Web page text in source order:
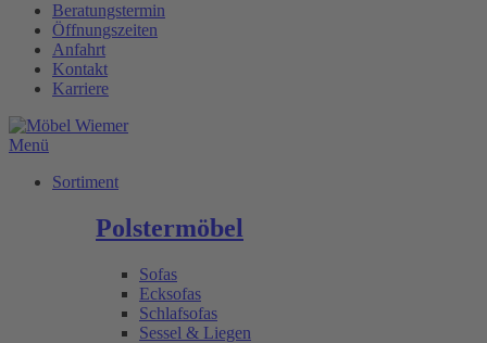
Inhalt
wechseln
Beratungstermin
Öffnungszeiten
Anfahrt
Kontakt
Karriere
Menü
Sortiment
Polstermöbel
Sofas
Ecksofas
Schlafsofas
Sessel & Liegen